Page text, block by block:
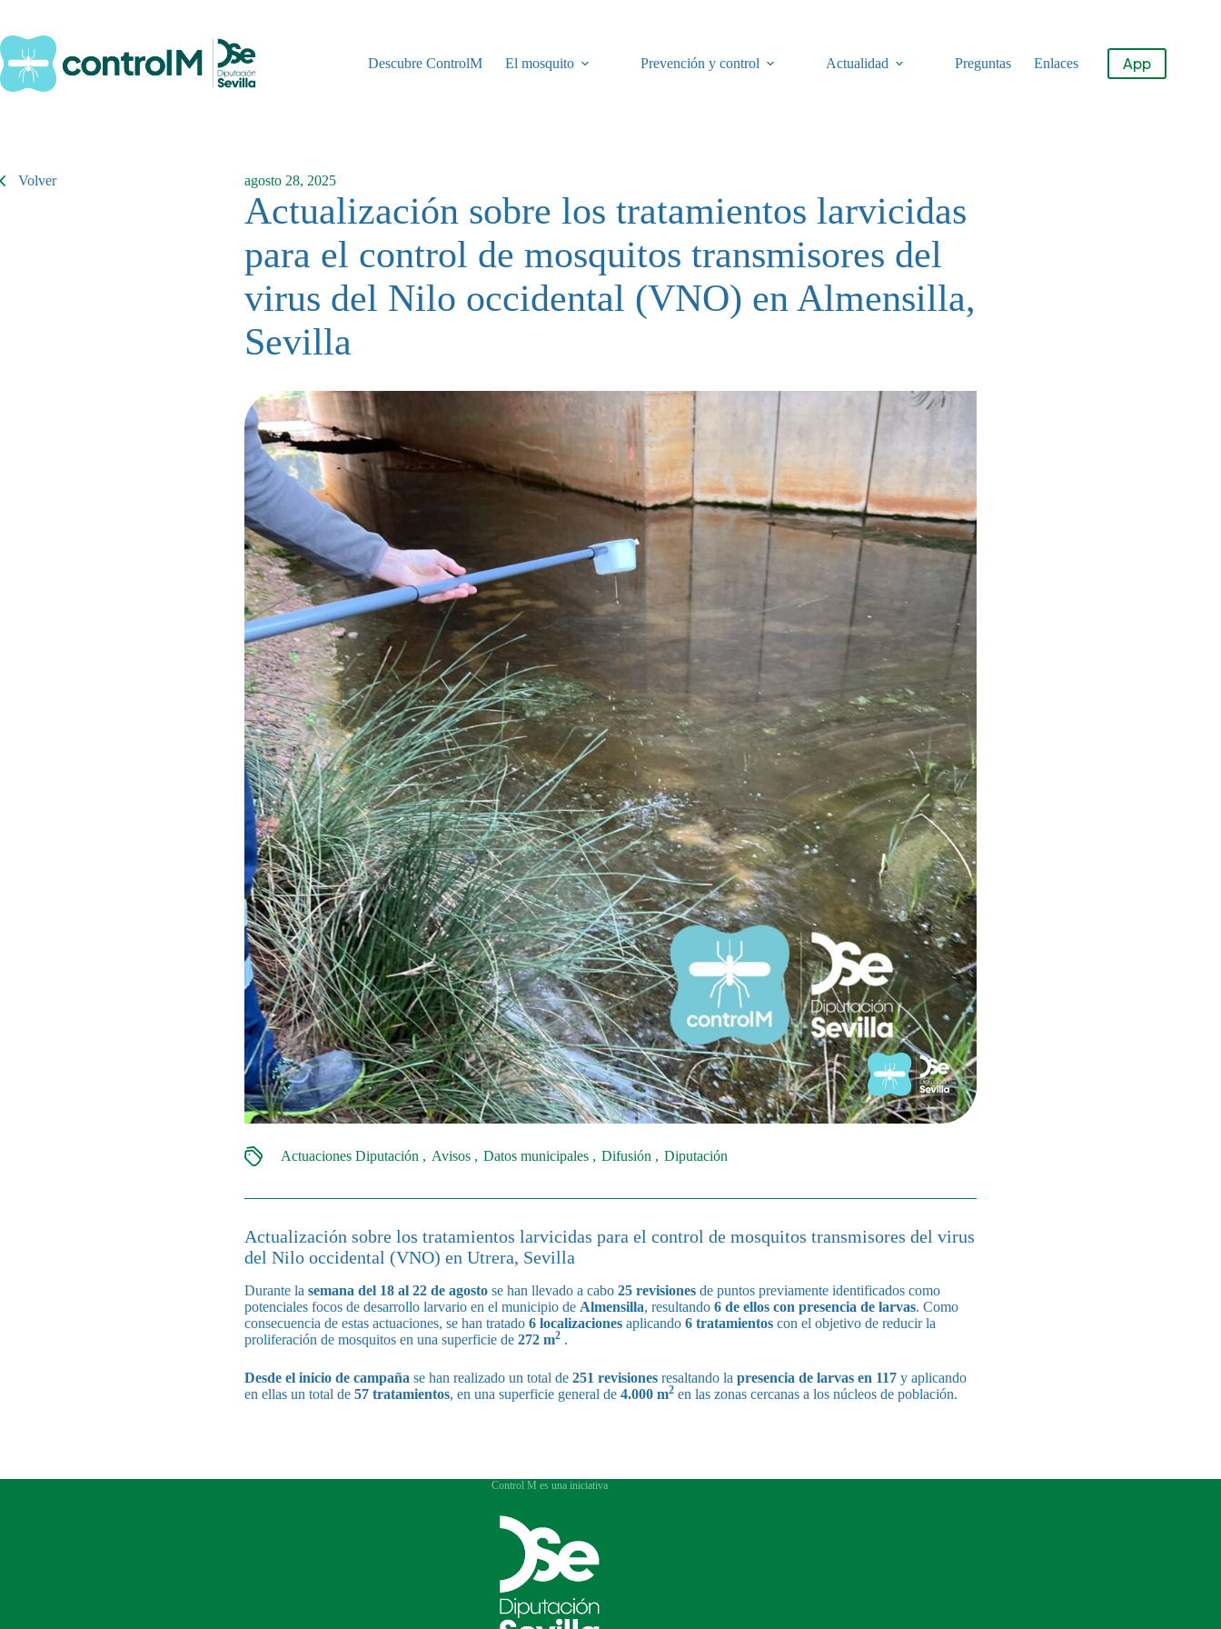
contenido
Descubre ControlM
El mosquito Prevención y control Actualidad Preguntas Enlaces App
Volver agosto 28, 2025
Actualización sobre los tratamientos larvicidas
para el control de mosquitos transmisores del
virus del Nilo occidental (VNO) en Almensilla,
Sevilla
Actuaciones Diputación Avisos Datos municipales Difusión Diputación
Actualización sobre los tratamientos larvicidas para el control de mosquitos transmisores del virus
del Nilo occidental (VNO) en Utrera, Sevilla
Durante la semana del 18 al 22 de agosto se han llevado a cabo 25 revisionesde puntos previamente identificados como
potenciales focos de desarrollo larvario en el municipio de Almensilla, resultando 6 de ellos con presencia de larvas. Como
consecuencia de estas actuaciones, se han tratado 6 localizacionesaplicando 6 tratamientoscon el objetivo de reducir la
proliferación de mosquitos en una superficie de 272 m2.
Desde el inicio de campaña se han realizado un total de 251 revisionesresaltando la presencia de larvas en 117 y aplicando
en ellas un total de 57 tratamientos, en una superficie general de4.000 m2 en las zonas cercanas a los núcleos de población.
Control M es una iniciativa